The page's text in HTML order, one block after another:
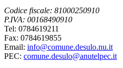
Codice fiscale: 81000250910
P.IVA: 00168490910
Tel: 0784619211
Fax: 0784619855
Email: info@comune.desulo.nu.it
PEC: comune.desulo@anutelpec.it